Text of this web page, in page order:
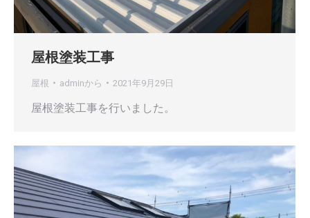
屋根塗装工事
屋根 adminから 2021年9月29日
屋根塗装工事を行いました。